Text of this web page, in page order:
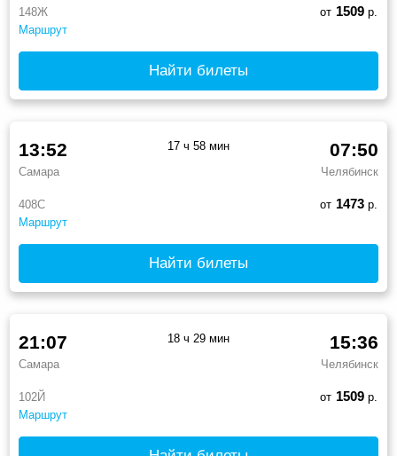
148Ж
Маршрут
от 1509р.
Найти билеты
408С
Маршрут
13:52
Самара
07:50
Челябинск
17 ч 58 мин
от 1473р.
Найти билеты
102Й
Маршрут
21:07
Самара
15:36
Челябинск
18 ч 29 мин
от 1509р.